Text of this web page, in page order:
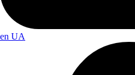
en UA